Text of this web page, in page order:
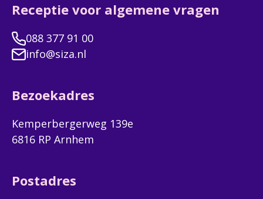
Receptie voor algemene vragen
088 377 91 00
info@siza.nl
Bezoekadres
Kemperbergerweg 139e
6816 RP Arnhem
Postadres